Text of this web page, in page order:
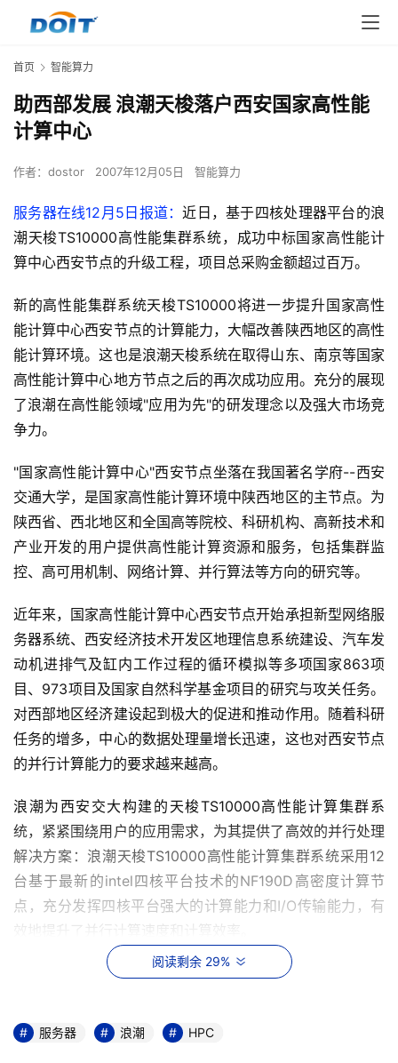
首页 智能算力
助西部发展 浪潮天梭落户西安国家高性能
计算中心
作者： dostor 2007年12月05日 智能算力
服务器在线12月5日报道：近日，基于四核处理器平台的浪
潮天梭TS10000高性能集群系统，成功中标国家高性能计
算中心西安节点的升级工程，项目总采购金额超过百万。
新的高性能集群系统天梭TS10000将进一步提升国家高性
能计算中心西安节点的计算能力，大幅改善陕西地区的高性
能计算环境。这也是浪潮天梭系统在取得山东、南京等国家
高性能计算中心地方节点之后的再次成功应用。充分的展现
了浪潮在高性能领域"应用为先"的研发理念以及强大市场竞
争力。
"国家高性能计算中心"西安节点坐落在我国著名学府--西安
交通大学，是国家高性能计算环境中陕西地区的主节点。为
陕西省、西北地区和全国高等院校、科研机构、高新技术和
产业开发的用户提供高性能计算资源和服务，包括集群监
控、高可用机制、网络计算、并行算法等方向的研究等。
近年来，国家高性能计算中心西安节点开始承担新型网络服
务器系统、西安经济技术开发区地理信息系统建设、汽车发
动机进排气及缸内工作过程的循环模拟等多项国家863项
目、973项目及国家自然科学基金项目的研究与攻关任务。
对西部地区经济建设起到极大的促进和推动作用。随着科研
任务的增多，中心的数据处理量增长迅速，这也对西安节点
的并行计算能力的要求越来越高。
浪潮为西安交大构建的天梭TS10000高性能计算集群系
统，紧紧围绕用户的应用需求，为其提供了高效的并行处理
解决方案：浪潮天梭TS10000高性能计算集群系统采用12
台基于最新的intel四核平台技术的NF190D高密度计算节
点，充分发挥四核平台强大的计算能力和I/O传输能力，有
效地提升了并行计算速度和计算效率。
此外，在存储方面，浪潮天梭采用定制的集群文件系统
享存储上的数据，使分布于集群中的6台存储节点的存储容
量虚拟整合，形成高达18TB的海量级存储系统。集群系统
阅读剩余 29%
服务器 浪潮 HPC